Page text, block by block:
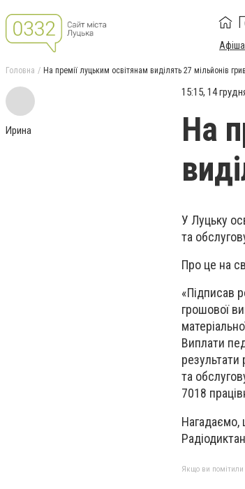
Афіша
Головна На премії луцьким освітянам виділять 27 мільйонів
Ирина
15:15, 14
На
У Луцьку
та
Про це на
«Підписав
грошової
Виплати
результати
та
7018
Нагадаємо,
Якщо ви помітили